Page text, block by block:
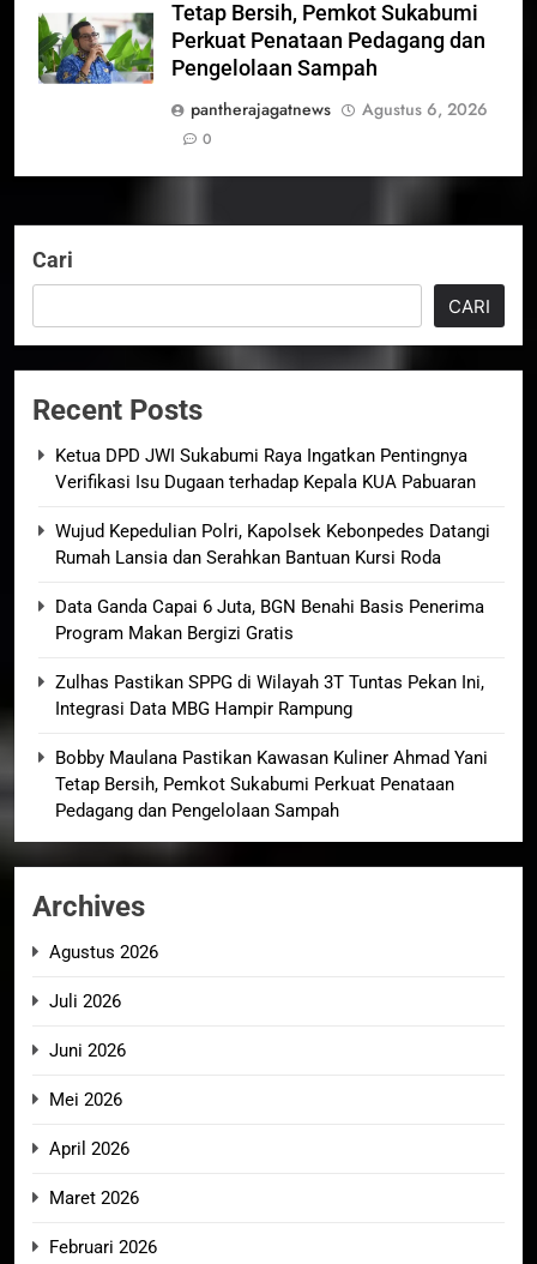
Tetap Bersih, Pemkot Sukabumi
Perkuat Penataan Pedagang dan
Pengelolaan Sampah
pantherajagatnews
Agustus 6, 2026
0
Cari
CARI
Recent Posts
Ketua DPD JWI Sukabumi Raya Ingatkan Pentingnya
Verifikasi Isu Dugaan terhadap Kepala KUA Pabuaran
Wujud Kepedulian Polri, Kapolsek Kebonpedes Datangi
Rumah Lansia dan Serahkan Bantuan Kursi Roda
Data Ganda Capai 6 Juta, BGN Benahi Basis Penerima
Program Makan Bergizi Gratis
Zulhas Pastikan SPPG di Wilayah 3T Tuntas Pekan Ini,
Integrasi Data MBG Hampir Rampung
Bobby Maulana Pastikan Kawasan Kuliner Ahmad Yani
Tetap Bersih, Pemkot Sukabumi Perkuat Penataan
Pedagang dan Pengelolaan Sampah
Archives
Agustus 2026
Juli 2026
Juni 2026
Mei 2026
April 2026
Maret 2026
Februari 2026